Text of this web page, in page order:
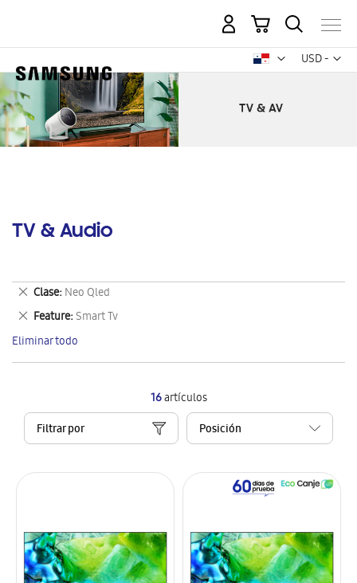
USD -
dólar
Mi carrito
TV & Audio
16artículos
Filtrar por
Clase Neo Qled
Eliminar
este
artículo
Feature Smart Tv
Eliminar
este
artículo
Eliminar todo